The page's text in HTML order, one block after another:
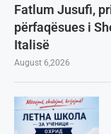
Fatlum Jusufi,
përfaqësues i
Italisë
August 6,2026